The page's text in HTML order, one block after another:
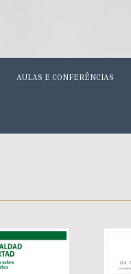
AULAS E CONFERÊNCIAS